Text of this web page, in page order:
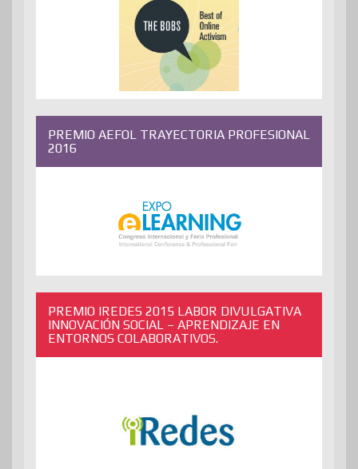
PREMIO AEFOL TRAYECTORIA PROFESIONAL
2016
PREMIO IREDES 2015 LABOR DIVULGATIVA
INNOVACIÓN SOCIAL – APRENDIZAJE EN
ENTORNOS COLABORATIVOS.